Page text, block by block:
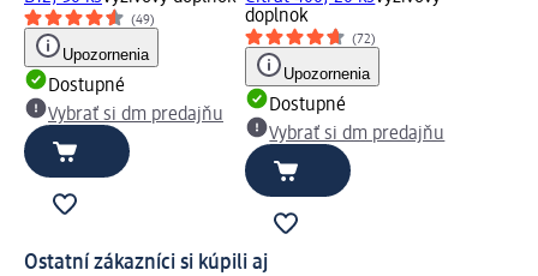
(49)
Upozornenia
Dostupné
Vybrať si dm predajňu
doplnok
(72)
Upozornenia
Dostupné
Vybrať si dm predajňu
Ostatní zákazníci si kúpili aj